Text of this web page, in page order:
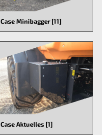
Case Minibagger [11]
Case Aktuelles [1]